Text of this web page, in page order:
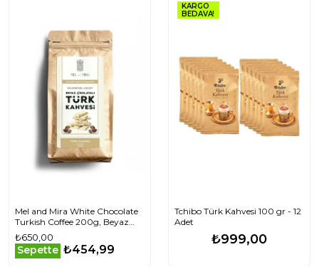
Mel and Mira White Chocolate
Turkish Coffee 200g, Beyaz
Çikolata Aromalı Türk Kahvesi
₺650,00
Sepette ₺454,99
KARGO
BEDAVA!
Tchibo Türk Kahvesi 100 gr - 12
Adet
₺999,00